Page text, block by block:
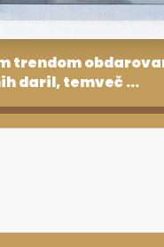
trendom
daril, temveč ...